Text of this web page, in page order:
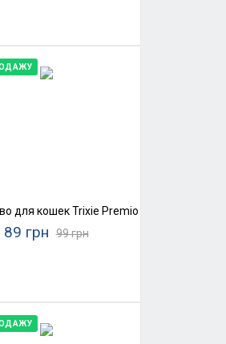
для кошек Trixie Premio Chicken Mini
89 грн 99 грн